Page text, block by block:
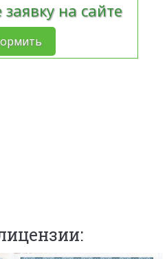
на сайте